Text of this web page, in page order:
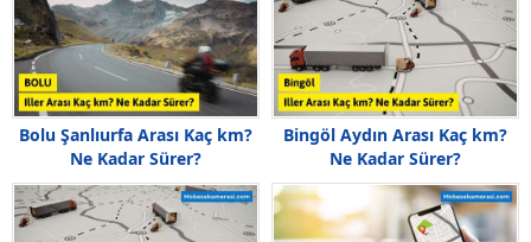
Bolu Şanlıurfa Arası Kaç km?
Ne Kadar Sürer?
Bingöl Aydın Arası Kaç km?
Ne Kadar Sürer?